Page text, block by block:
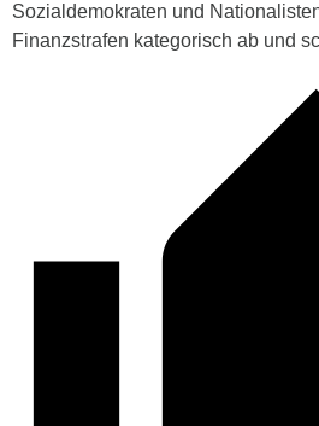
Sozialdemokraten und
Finanzstrafen kategorisch ab und